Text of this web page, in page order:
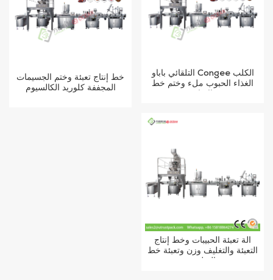
خط إنتاج تعبئة وختم الجسيمات
المجففة كلوريد الكالسيوم
التلقائي باباو Congee الكلب
الغذاء الحبوب ملء وختم خط
آلة تعبئة الحبيبات وخط إنتاج
التعبئة والتغليف وزن وتعبئة خط